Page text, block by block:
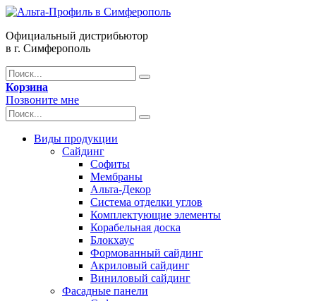
Официальный дистрибьютор
в г. Симферополь
Корзина
Позвоните мне
Виды продукции
Сайдинг
Софиты
Мембраны
Альта-Декор
Система отделки углов
Комплектующие элементы
Корабельная доска
Блокхаус
Формованный сайдинг
Акриловый сайдинг
Виниловый сайдинг
Фасадные панели